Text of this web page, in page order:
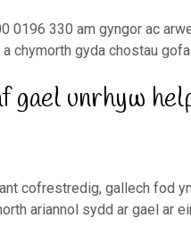
0196 330 am gyngor ac
chymorth gyda chostau
gael unrhyw
cofrestredig, gallech fod
ariannol sydd ar gael ar